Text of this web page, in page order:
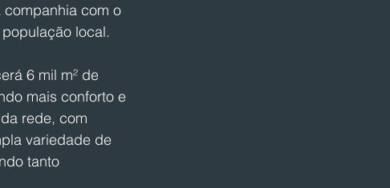
com o
local.
6 mil m² de
mais conforto e
rede, com
variedade de
tanto